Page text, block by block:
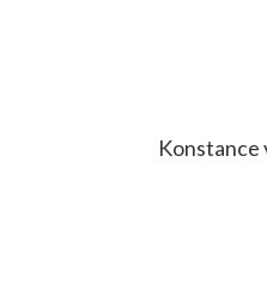
Konstance